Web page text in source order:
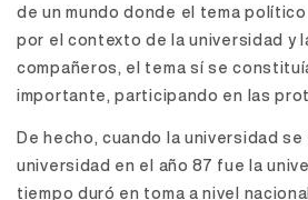
de un mundo donde el tema
por el contexto de la universidad y
compañeros, el tema sí se
importante, participando en las
De hecho, cuando la universidad
universidad en el año 87 fue la
tiempo duró en toma a nivel